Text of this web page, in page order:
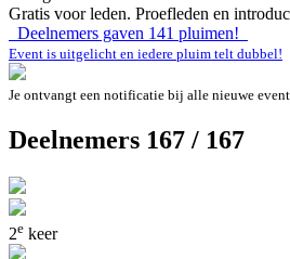
Gratis voor leden. Proefleden en
Deelnemers gaven 141 pluimen!
Event is uitgelicht en iedere pluim telt dubbel!
Je ontvangt een notificatie bij alle nieuwe
Deelnemers 167 / 167
2e keer